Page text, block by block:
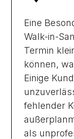
Eine
Walk-in-
Termin
können,
Einige
fehlender
als